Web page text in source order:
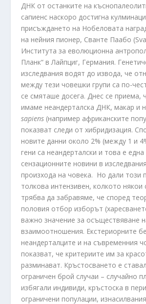
ДНК от останките на
сапиенс наскоро достигна
присъждането на Нобеловата
на нейния пионер, Сванте Паабо
Института за еволюционна
Планк“ в Лайпциг, Германия.
изследвания водят до извода, че
между тези човешки групи са по-
се смяташе досега. Днес се приема,
имаме неандерталска ДНК, макар и
sapiens(например африканските
показват следи от хибридизация.
новите данни около 2% (между 1 и
гени са неандерталски и това е една
сензационните новини в
произхода на човека. Но дали този
толкова интензивен, колкото някои
трябва да забравяме, че според
половия отбор изборът
важно значение за осъществяване
взаимоотношения. Екстериорните
неандерталците и на съвременния
показват, че критериите им за
разминават. Кръстосването е
ограничен брой случаи – случайно
избягали индивиди, кръстоска в
ограничени популации,